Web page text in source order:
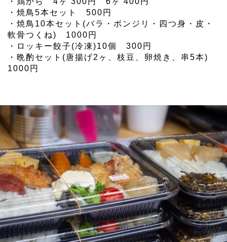
・焼鳥5本セット 500円
・焼鳥10本セット(バラ・ボンジリ・四つ身・皮・
軟骨つくね) 1000円
・ロッキー餃子(冷凍)10個 300円
・晩酌セット(唐揚げ2ヶ、枝豆、卵焼き、串5本)
1000円